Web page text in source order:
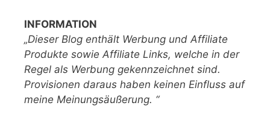
INFORMATION
„Dieser Blog enthält Werbung und Affiliate
Produkte sowie Affiliate Links, welche in der
Regel als Werbung gekennzeichnet sind.
Provisionen daraus haben keinen Einfluss auf
meine Meinungsäußerung. “